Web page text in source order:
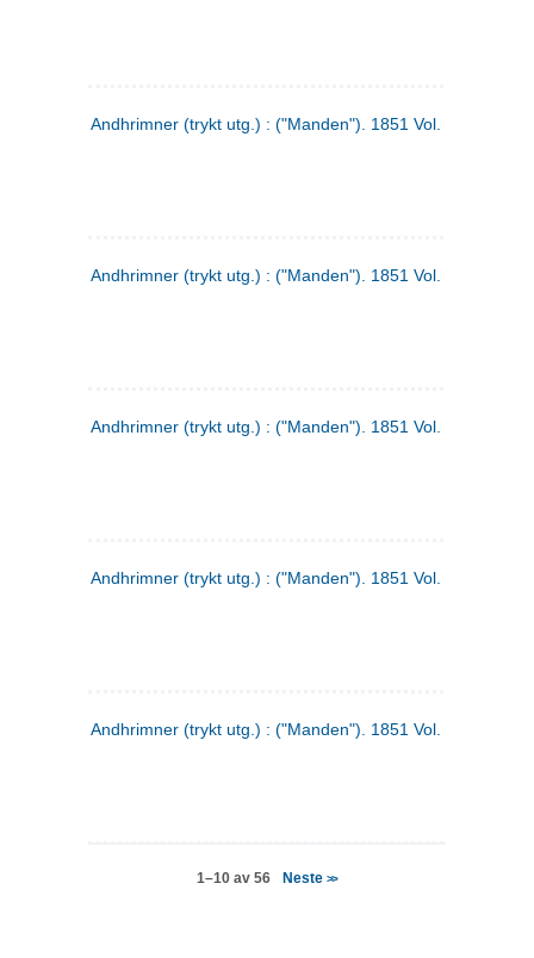
Andhrimner (trykt utg.) : ("Manden"). 1851 Vol. 1 Nr. 10
Andhrimner (trykt utg.) : ("Manden"). 1851 Vol. 1 Nr. 3
Andhrimner (trykt utg.) : ("Manden"). 1851 Vol. 2 Nr. 4
Andhrimner (trykt utg.) : ("Manden"). 1851 Vol. 2 Nr. 6
Andhrimner (trykt utg.) : ("Manden"). 1851 Vol. 1 Nr. 6
1–10 av 56 Neste>>